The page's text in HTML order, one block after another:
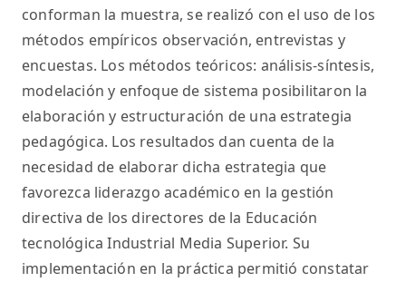
conforman la muestra, se realizó con el uso de los
métodos empíricos observación, entrevistas y
encuestas. Los métodos teóricos: análisis-síntesis,
modelación y enfoque de sistema posibilitaron la
elaboración y estructuración de una estrategia
pedagógica. Los resultados dan cuenta de la
necesidad de elaborar dicha estrategia que
favorezca liderazgo académico en la gestión
directiva de los directores de la Educación
tecnológica Industrial Media Superior. Su
implementación en la práctica permitió constatar